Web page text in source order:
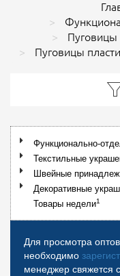
Пуговицы
Пуговицы
Функционально-
Текстильные
Швейные
Декоративные
Товары недели1
Для просмотра
необходимо
менеджер свяжется